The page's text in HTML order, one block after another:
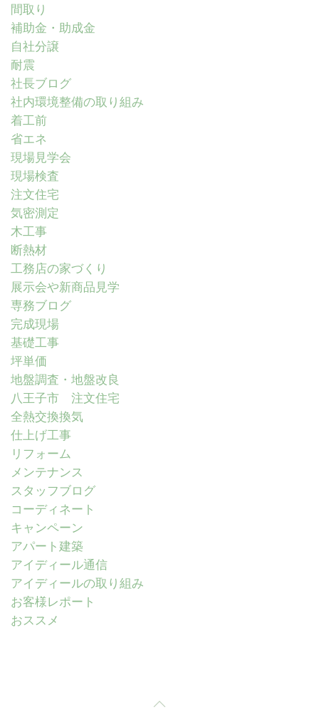
間取り
補助金・助成金
自社分譲
耐震
社長ブログ
社内環境整備の取り組み
着工前
省エネ
現場見学会
現場検査
注文住宅
気密測定
木工事
断熱材
工務店の家づくり
展示会や新商品見学
専務ブログ
完成現場
基礎工事
坪単価
地盤調査・地盤改良
八王子市 注文住宅
全熱交換換気
仕上げ工事
リフォーム
メンテナンス
スタッフブログ
コーディネート
キャンペーン
アパート建築
アイディール通信
アイディールの取り組み
お客様レポート
おススメ